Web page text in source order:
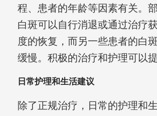
程、患者的年龄等因素有关。
白斑可以自行消退或通过治疗
度的恢复，而另一些患者的白
缓慢。积极的治疗和护理可以提
日常护理和生活建议
除了正规治疗，日常的护理和